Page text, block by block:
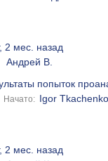
2 мес. назад
Андрей В.
попыток
Начато: Igor Tkachenko
2 мес. назад